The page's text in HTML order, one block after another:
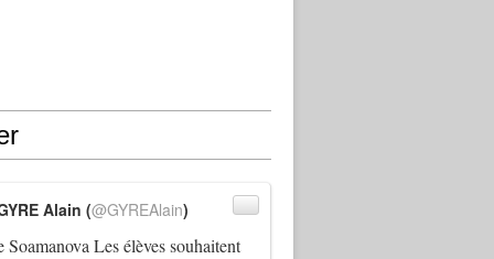
Soamanova Les élèves souhaitent
Alain (@GYREAlain)